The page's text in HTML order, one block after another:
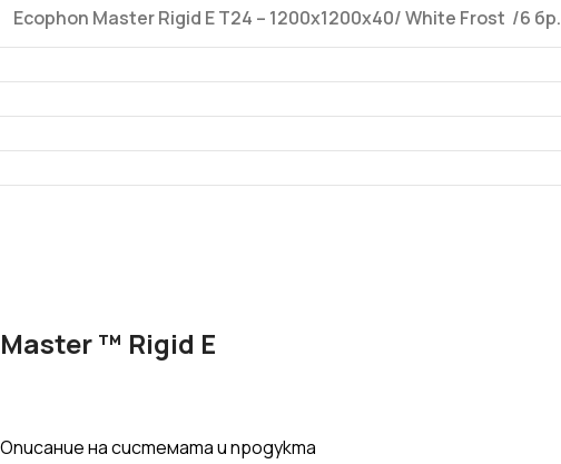
Лепила и шпакловки
Мрежа
Ecophon Master Rigid E T24 – 1200x1200x40/ White Frost /6 бр.
Master ™ Rigid E
Описание на системата и продукта